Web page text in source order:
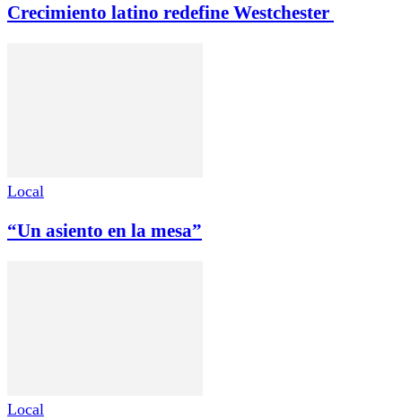
Crecimiento latino redefine Westchester
Local
“Un asiento en la mesa”
Local